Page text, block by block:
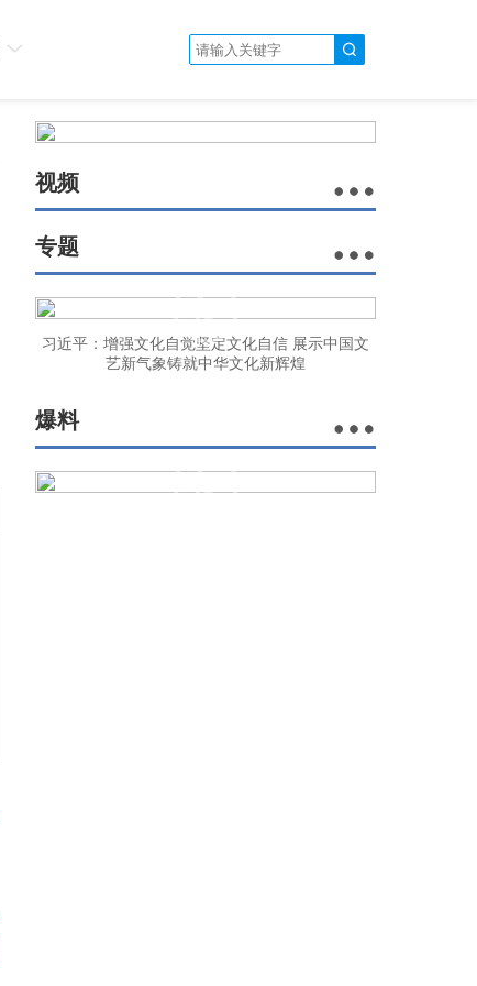
视频
专题
习近平：增强文化自觉坚定文化自信 展示中国文
艺新气象铸就中华文化新辉煌
爆料